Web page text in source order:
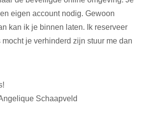
eigen account nodig. Gewoon
kan ik je binnen laten. Ik reserveer
je verhinderd zijn stuur me dan
Schaapveld